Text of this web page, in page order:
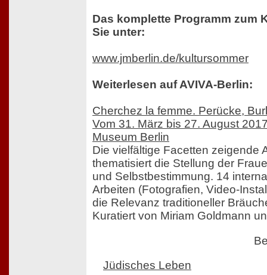
Das komplette Programm zum
Sie unter:
www.jmberlin.de/kultursommer
Weiterlesen auf AVIVA-Berlin:
Cherchez la femme. Perücke,
Vom 31. März bis 27. August
Museum Berlin
Die vielfältige Facetten zeigende
thematisiert die Stellung der
und Selbstbestimmung. 14
Arbeiten (Fotografien, Video-
die Relevanz traditioneller
Kuratiert von Miriam Goldmann
Jüdisches Leben